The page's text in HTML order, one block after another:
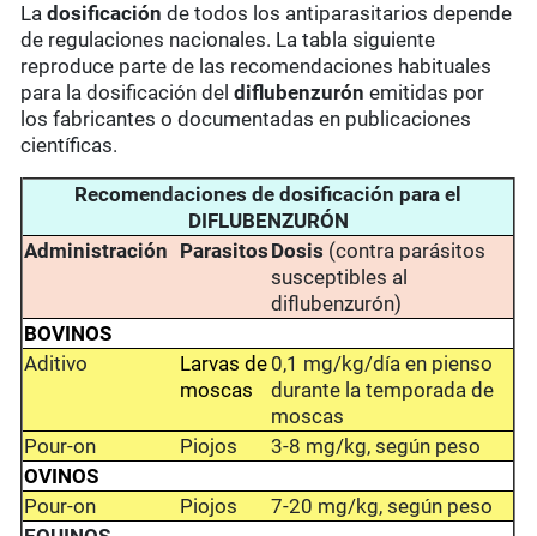
Ladosificación de todos los antiparasitarios depende
de regulaciones nacionales. La tabla siguiente
reproduce parte de las recomendaciones habituales
para la dosificación del diflubenzurón emitidas por
los fabricantes o documentadas en publicaciones
científicas.
Recomendaciones de dosificación para el
DIFLUBENZURÓN
Administración Parasitos Dosis (contra parásitos
susceptibles al
diflubenzurón)
BOVINOS
Aditivo
Larvas de
moscas
0,1 mg/kg/día en pienso
durante la temporada de
moscas
Pour-on
Piojos
3-8 mg/kg, según peso
OVINOS
Pour-on
Piojos
7-20 mg/kg, según peso